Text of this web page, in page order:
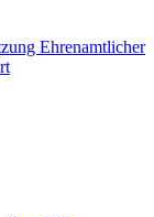
Ehrenamtlicher